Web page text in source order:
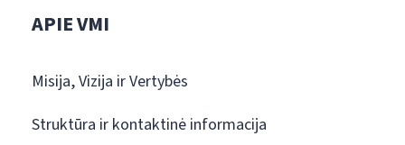
APIE VMI
Misija, Vizija ir Vertybės
Struktūra ir kontaktinė informacija